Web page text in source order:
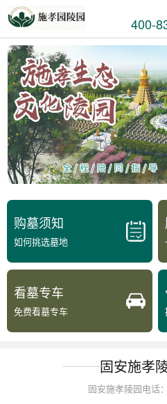
400-
购墓须知
如何挑选墓地
看墓专车
免费看墓专车
固安施孝
固安施孝陵园电话